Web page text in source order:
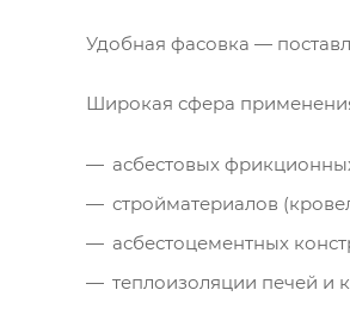
Удобная фасовка —
Широкая сфера
асбестовых
стройматериалов
асбестоцементных
теплоизоляции печей и